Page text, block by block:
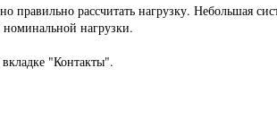
рассчитать нагрузку. Небольшая
нагрузки.
"Контакты".